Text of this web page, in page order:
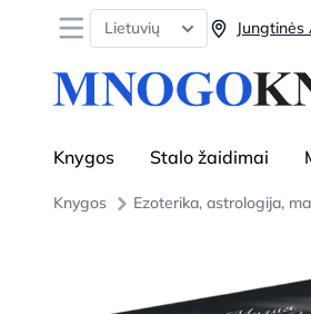
Open menu
Lietuvių Jungtinės
Knygos Stalo žaidimai
Knygos Ezoterika, astrologija,